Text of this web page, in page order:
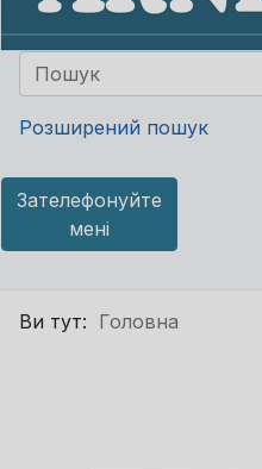
Розширений пошук
Зателефонуйте
мені
Ви тут: Головна